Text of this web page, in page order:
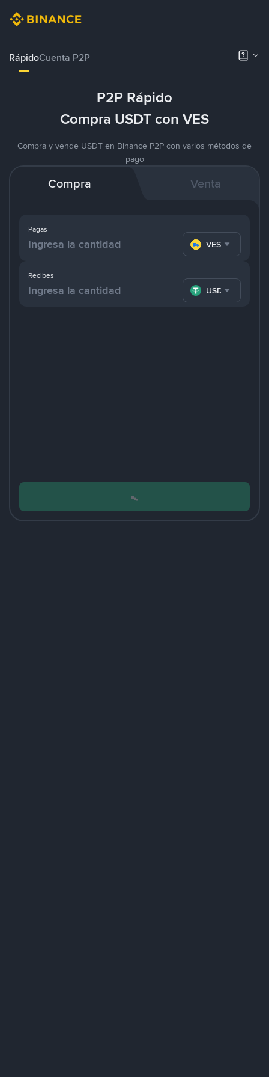
RápidoCuenta P2P
P2P Rápido
Compra USDT con VES
Compra y vende USDT en Binance P2P con varios métodos de
pago
Compra Venta
Pagas
VES
Recibes
USDT